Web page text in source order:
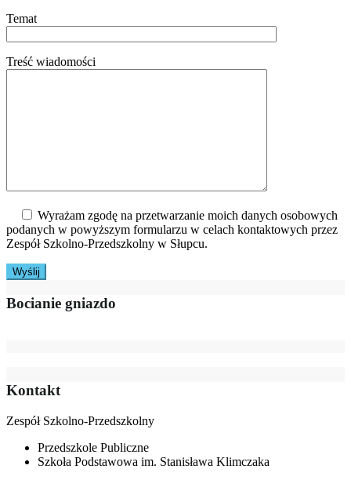
Temat
Treść wiadomości
Wyrażam zgodę na przetwarzanie moich danych osobowych
podanych w powyższym formularzu w celach kontaktowych przez
Zespół Szkolno-Przedszkolny w Słupcu.
Bocianie gniazdo
Kontakt
Zespół Szkolno-Przedszkolny
Przedszkole Publiczne
Szkoła Podstawowa im. Stanisława Klimczaka